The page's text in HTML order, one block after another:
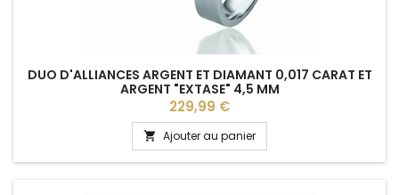
DUO D'ALLIANCES ARGENT ET DIAMANT 0,017 CARAT ET
ARGENT "EXTASE" 4,5 MM
Prix
229,99 €
 Ajouter au panier